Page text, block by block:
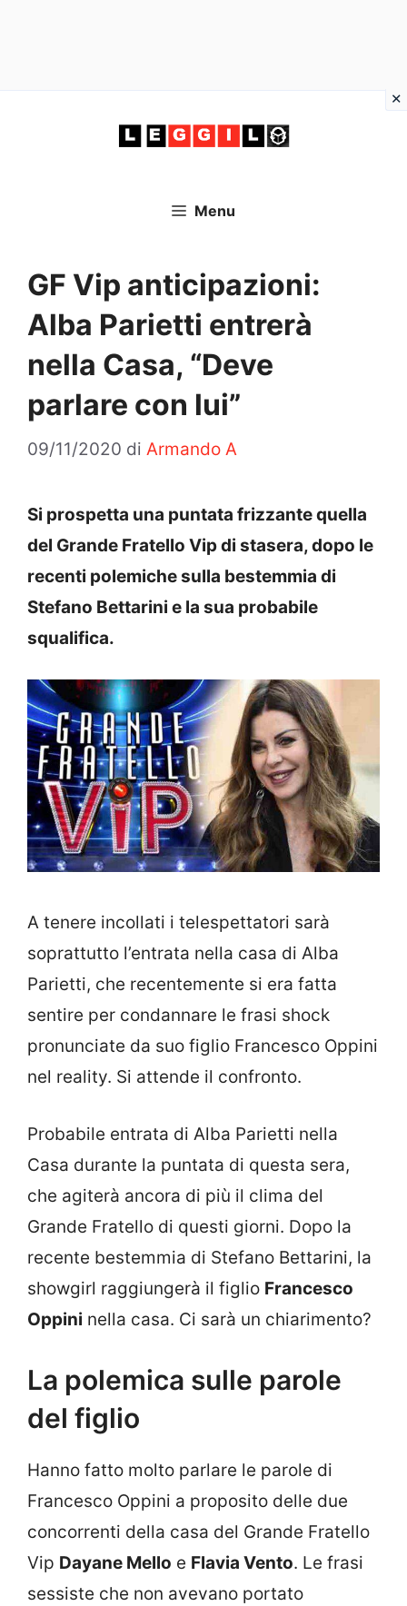
Menu
GF Vip anticipazioni:
Alba Parietti entrerà
nella Casa, “Deve
parlare con lui”
09/11/2020 di Armando A
Si prospetta una puntata frizzante quella
del Grande Fratello Vip di stasera, dopo le
recenti polemiche sulla bestemmia di
Stefano Bettarini e la sua probabile
squalifica.
A tenere incollati i telespettatori sarà
soprattutto l’entrata nella casa di Alba
Parietti, che recentemente si era fatta
sentire per condannare le frasi shock
pronunciate da suo figlio Francesco Oppini
nel reality. Si attende il confronto.
Probabile entrata di Alba Parietti nella
Casa durante la puntata di questa sera,
che agiterà ancora di più il clima del
Grande Fratello di questi giorni. Dopo la
recente bestemmia di Stefano Bettarini, la
showgirl raggiungerà il figlio Francesco
Oppini nella casa. Ci sarà un chiarimento?
La polemica sulle parole
del figlio
Hanno fatto molto parlare le parole di
Francesco Oppini a proposito delle due
concorrenti della casa del Grande Fratello
Vip Dayane Mello e Flavia Vento. Le frasi
sessiste che non avevano portato